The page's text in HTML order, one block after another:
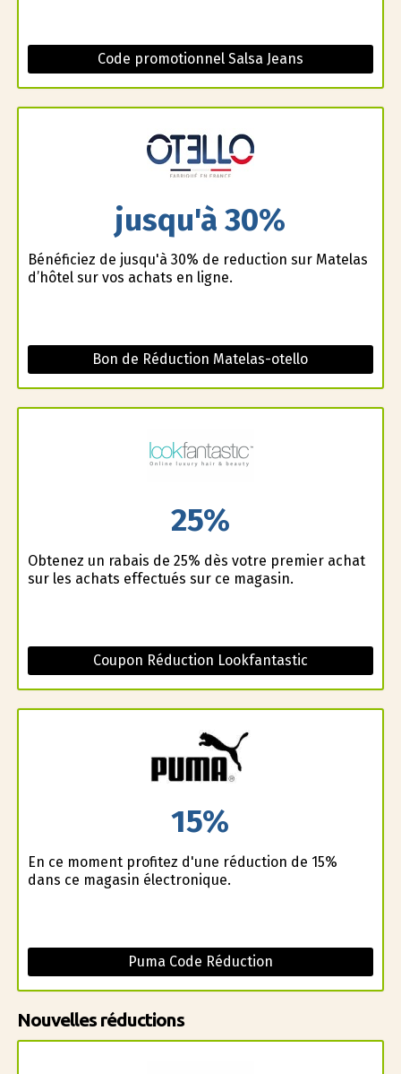
Code promotionnel Salsa Jeans
jusqu'à 30%
Bénéficiez de jusqu'à 30% de reduction sur Matelas
d’hôtel sur vos achats en ligne.
Bon de Réduction Matelas-otello
25%
Obtenez un rabais de 25% dès votre premier achat
sur les achats effectués sur ce magasin.
Coupon Réduction Lookfantastic
15%
En ce moment profitez d'une réduction de 15%
dans ce magasin électronique.
Puma Code Réduction
Nouvelles réductions